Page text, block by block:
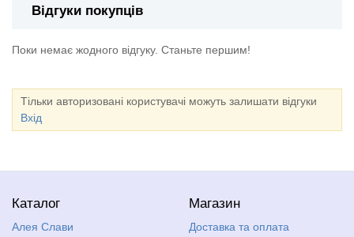
Відгуки покупців
Поки немає жодного відгуку. Станьте першим!
Тільки авторизовані користувачі можуть залишати відгуки
Вхід
Каталог
Алея Слави
Магазин
Доставка та оплата